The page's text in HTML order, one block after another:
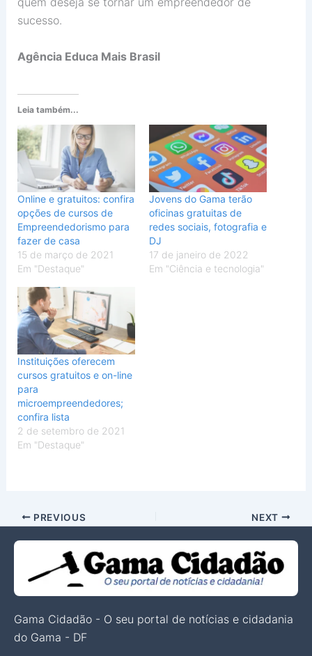
sucesso.
Agência Educa Mais Brasil
Leia também...
Online e gratuitos: confira
opções de cursos de
Empreendedorismo para
fazer de casa
15 de março de 2021
Em "Destaque"
Jovens do Gama terão
oficinas gratuitas de
redes sociais, fotografia e
DJ
17 de janeiro de 2022
Em "Ciência e tecnologia"
Instituições oferecem
cursos gratuitos e on-line
para
microempreendedores;
confira lista
2 de setembro de 2021
Em "Destaque"
PREVIOUS NEXT
Gama Cidadão - O seu portal de notícias e cidadania
do Gama - DF